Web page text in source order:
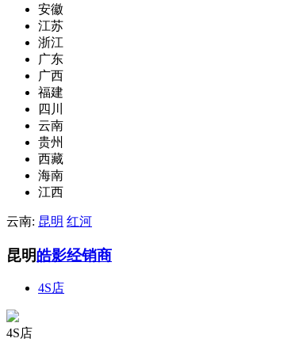
安徽
江苏
浙江
广东
广西
福建
四川
云南
贵州
西藏
海南
江西
云南: 昆明 红河
昆明皓影经销商
4S店
4S店